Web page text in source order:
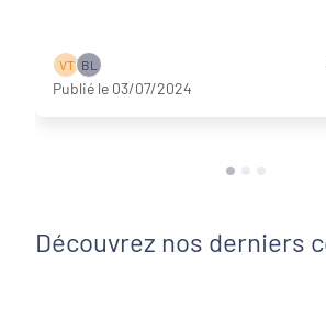
V T B L
Publié le 03/07/2024
Découvrez nos derniers